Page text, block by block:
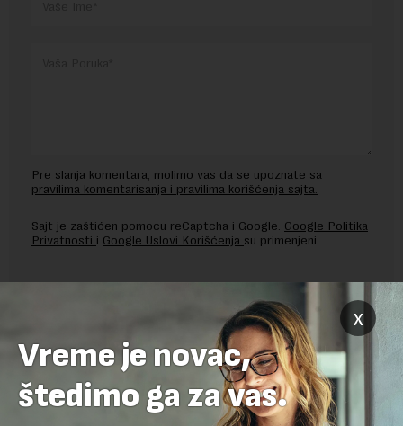
Pre slanja komentara, molimo vas da se upoznate sa
pravilima komentarisanja i pravilima korišćenja sajta.
Sajt je zaštićen pomocu reCaptcha i Google. Google Politika
Privatnosti i Google Uslovi Korišćenja su primenjeni.
x
Vreme je novac,
štedimo ga za vas.